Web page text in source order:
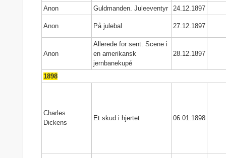
Anon Guldmanden. Juleeventyr 24.12.1897
Anon På julebal 27.12.1897
Anon
Allerede for sent. Scene i
en amerikansk
jernbanekupé
28.12.1897
1898
Charles
Dickens
Et skud i hjertet 06.01.1898